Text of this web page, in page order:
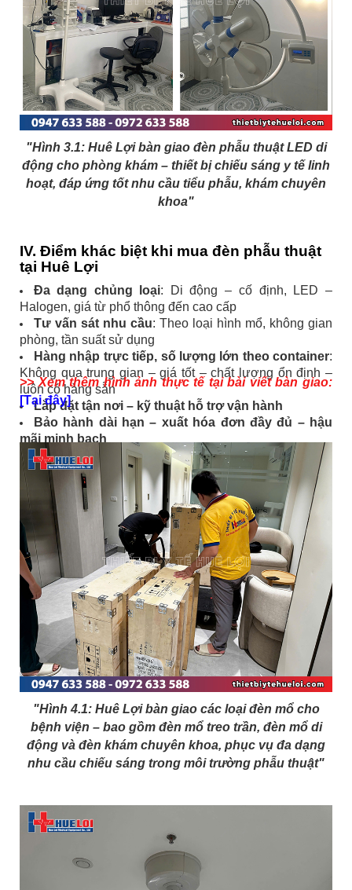
"Hình 3.1: Huê Lợi bàn giao đèn phẫu thuật LED di
động cho phòng khám – thiết bị chiếu sáng y tế linh
hoạt, đáp ứng tốt nhu cầu tiểu phẫu, khám chuyên
khoa"
IV. Điểm khác biệt khi mua đèn phẫu thuật
tại Huê Lợi
Đa dạng chủng loại: Di động – cố định, LED –
Halogen, giá từ phổ thông đến cao cấp
Tư vấn sát nhu cầu: Theo loại hình mổ, không gian
phòng, tần suất sử dụng
Hàng nhập trực tiếp, số lượng lớn theo container:
Không qua trung gian – giá tốt – chất lượng ổn định –
luôn có hàng sẵn
Lắp đặt tận nơi – kỹ thuật hỗ trợ vận hành
Bảo hành dài hạn – xuất hóa đơn đầy đủ – hậu
mãi minh bạch
Đã bàn giao cho nhiều phòng khám, trung tâm
tiểu phẫu, bệnh viện
>> Xem thêm hình ảnh thực tế tại bài viết bàn giao:
[Tại đây]
"Hình 4.1: Huê Lợi bàn giao các loại đèn mổ cho
bệnh viện – bao gồm đèn mổ treo trần, đèn mổ di
động và đèn khám chuyên khoa, phục vụ đa dạng
nhu cầu chiếu sáng trong môi trường phẫu thuật"